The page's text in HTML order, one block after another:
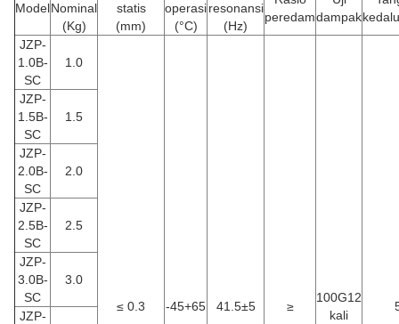
ModelNominal
(Kg)
statis
(mm)
operasi
(°C)
resonansi
(Hz)
peredamdampak
JZP-
1.0B-
SC
1.0
≤ 0.3 -45+65 41.5±5 ≥
100G12
kali
JZP-
1.5B-
SC
1.5
JZP-
2.0B-
SC
2.0
JZP-
2.5B-
SC
2.5
JZP-
3.0B-
SC
3.0
JZP-